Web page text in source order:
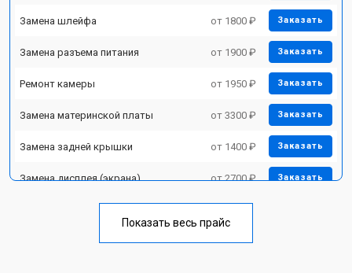
Замена шлейфа от 1800 ₽ Заказать
Замена разъема питания от 1900 ₽ Заказать
Ремонт камеры от 1950 ₽ Заказать
Замена материнской платы от 3300 ₽ Заказать
Замена задней крышки от 1400 ₽ Заказать
Замена дисплея (экрана) от 2700 ₽ Заказать
Замена кнопки включения от 1750 ₽
Показать весь прайс